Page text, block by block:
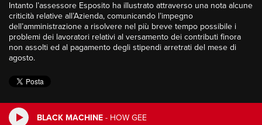
BLACK MACHINE - HOW GEE
Intanto l’assessore Esposito ha illustrato attraverso una nota alcune
criticità relative all’Azienda, comunicando l’impegno
dell’amministrazione a risolvere nel più breve tempo possibile i
problemi dei lavoratori relativi al versamento dei contributi finora
non assolti ed al pagamento degli stipendi arretrati del mese di
agosto.